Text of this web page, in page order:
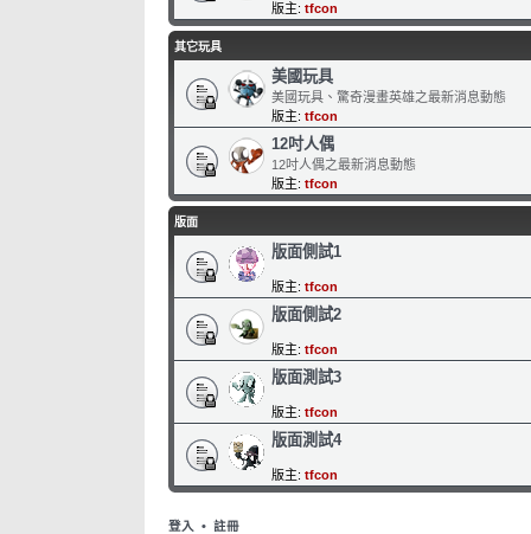
版主: tfcon
其它玩具
美國玩具
美國玩具、驚奇漫畫英雄之最新消息動態
版主: tfcon
12吋人偶
12吋人偶之最新消息動態
版主: tfcon
版面
版面側試1
版主: tfcon
版面側試2
版主: tfcon
版面測試3
版主: tfcon
版面測試4
版主: tfcon
登入 • 註冊